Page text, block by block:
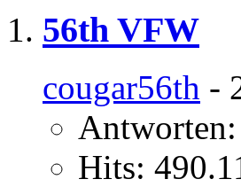
56th VFW
cougar56th -
Hits: